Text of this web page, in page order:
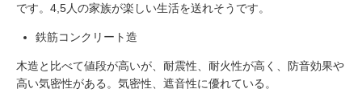
です。4,5人の家族が楽しい生活を送れそうです。
鉄筋コンクリート造
木造と比べて値段が高いが、耐震性、耐火性が高く、防音効果や
高い気密性がある。気密性、遮音性に優れている。